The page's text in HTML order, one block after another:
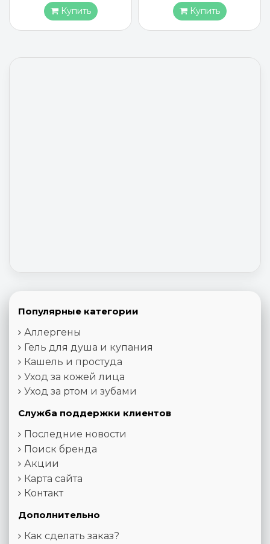
Купить Купить
Популярные категории
Аллергены
Гель для душа и купания
Кашель и простуда
Уход за кожей лица
Уход за ртом и зубами
Служба поддержки клиентов
Последние новости
Поиск бренда
Акции
Карта сайта
Контакт
Дополнительно
Как сделать заказ?